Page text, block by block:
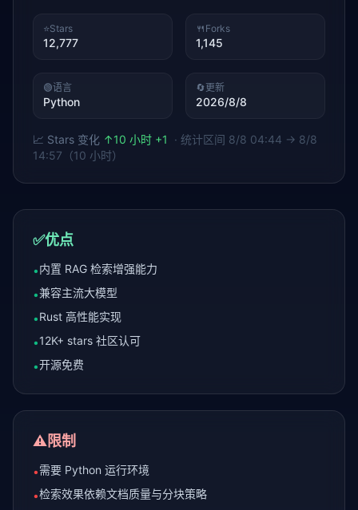
⭐Stars
12,777
🍴 Forks
1,145
🟢语言
Python
🔄更新
2026/8/8
📈 Stars 变化 ↑10 小时 +1 · 统计区间 8/8 04:44 → 8/8
14:57（10 小时）
✅优点
•内置 RAG 检索增强能力
•兼容主流大模型
•Rust 高性能实现
•12K+ stars 社区认可
•开源免费
⚠️限制
•需要 Python 运行环境
•检索效果依赖文档质量与分块策略